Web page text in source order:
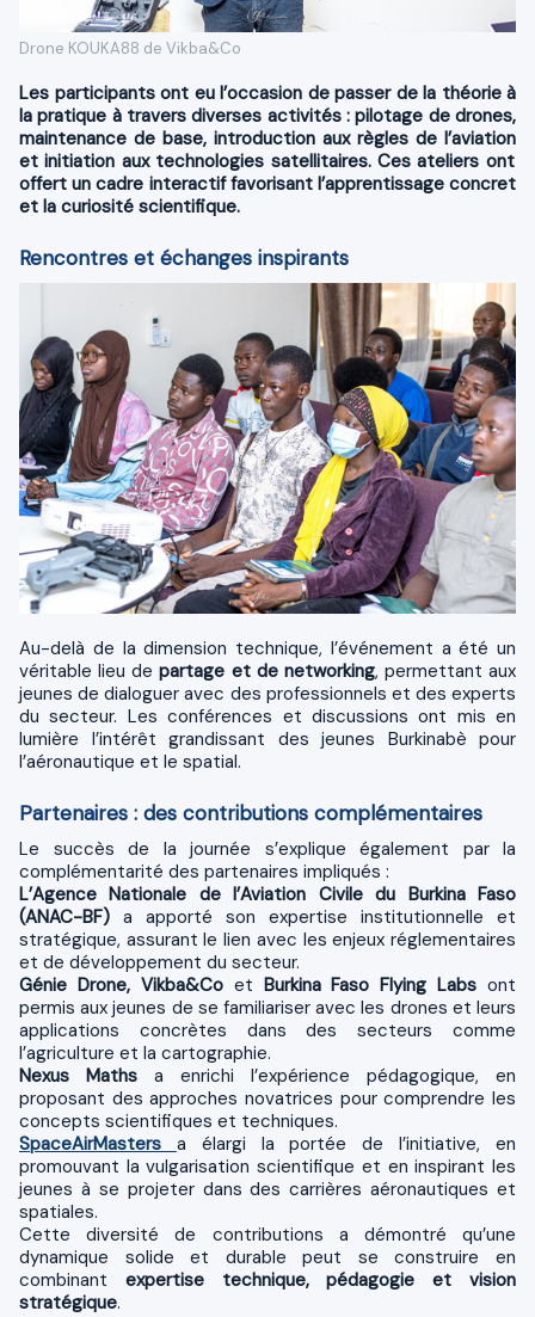
Drone KOUKA88 de Vikba&Co
Les participants ont eu l’occasion de passer de la théorie à
la pratique à travers diverses activités :pilotage de drones,
maintenance de base, introduction aux règles de l’aviation
et initiation aux technologies satellitaires. Ces ateliers ont
offert un cadre interactif favorisant l’apprentissage concret
et la curiosité scientifique.
Rencontres et échanges inspirants
Au-delà de la dimension technique, l’événement a été un
véritable lieu departage et de networking, permettant aux
jeunes de dialoguer avec des professionnels et des experts
du secteur. Les conférences et discussions ont mis en
lumière l’intérêt grandissant des jeunes Burkinabè pour
l’aéronautique et le spatial.
Partenaires : des contributions complémentaires
Le succès de la journée s’explique également par la
complémentarité des partenaires impliqués :
L’Agence Nationale de l’Aviation Civile du Burkina Faso
(ANAC-BF) a apporté son expertise institutionnelle et
stratégique, assurant le lien avec les enjeux réglementaires
et de développement du secteur.
Génie Drone, Vikba&Coet Burkina Faso Flying Labs ont
permis aux jeunes de se familiariser avec les drones et leurs
applications concrètes dans des secteurs comme
l’agriculture et la cartographie.
Nexus Maths a enrichi l’expérience pédagogique, en
proposant des approches novatrices pour comprendre les
concepts scientifiques et techniques.
SpaceAirMasters
a élargi la portée de l’initiative, en
promouvant la vulgarisation scientifique et en inspirant les
jeunes à se projeter dans des carrières aéronautiques et
spatiales.
Cette diversité de contributions a démontré qu’une
dynamique solide et durable peut se construire en
combinant expertise technique, pédagogie et vision
stratégique.